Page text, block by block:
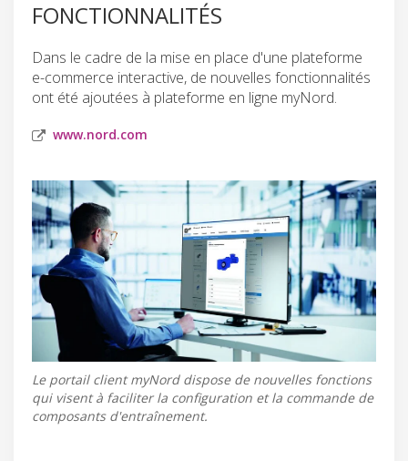
FONCTIONNALITÉS
Dans le cadre de la mise en place d'une plateforme
e-commerce interactive, de nouvelles fonctionnalités
ont été ajoutées à plateforme en ligne myNord.
www.nord.com
Le portail client myNord dispose de nouvelles fonctions
qui visent à faciliter la configuration et la commande de
composants d'entraînement.